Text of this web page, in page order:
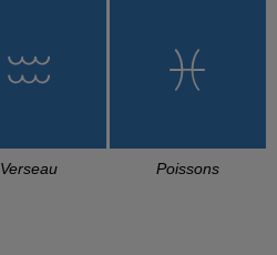
Verseau Poissons